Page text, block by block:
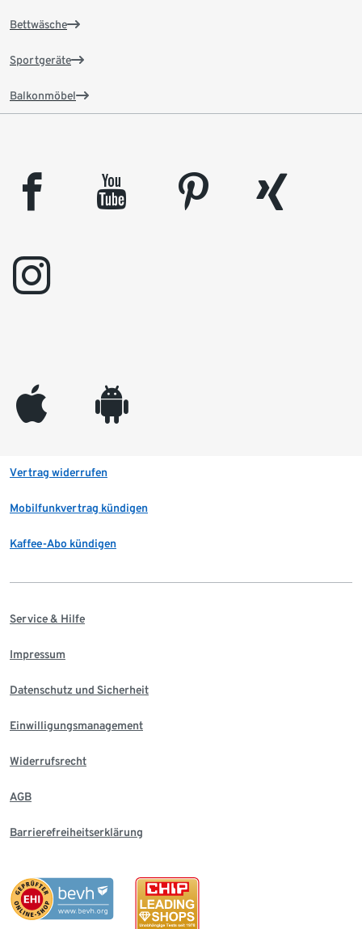
Bettwäsche
Sportgeräte
Balkonmöbel
facebook youtube pinterest
xing
instagram
appleinc android
Vertrag widerrufen
Mobilfunkvertrag kündigen
Kaffee-Abo kündigen
Service & Hilfe
Impressum
Datenschutz und Sicherheit
Einwilligungsmanagement
Widerrufsrecht
AGB
Barrierefreiheitserklärung